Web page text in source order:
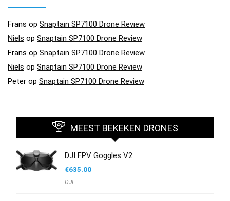
Frans op Snaptain SP7100 Drone Review
Niels op Snaptain SP7100 Drone Review
Frans op Snaptain SP7100 Drone Review
Niels op Snaptain SP7100 Drone Review
Peter op Snaptain SP7100 Drone Review
MEEST BEKEKEN DRONES
DJI FPV Goggles V2
€635.00
DJI